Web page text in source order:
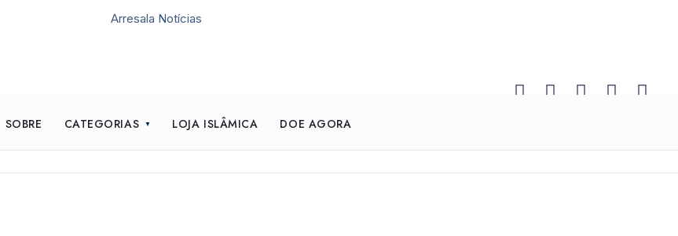
SOBRE CATEGORIAS LOJA ISLÂMICA DOE AGORA